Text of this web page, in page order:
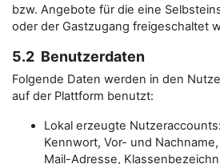
bzw. Angebote für die eine
oder der Gastzugang freigeschaltet
5.2 Benutzerdaten
Folgende Daten werden in den
auf der Plattform benutzt:
Lokal erzeugte
Kennwort, Vor- und
Mail-Adresse,